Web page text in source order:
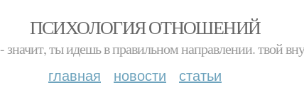
ПСИХОЛОГИЯ ОТНОШЕНИЙ
значит, ты идешь в правильном направлении. твой
главная новости статьи